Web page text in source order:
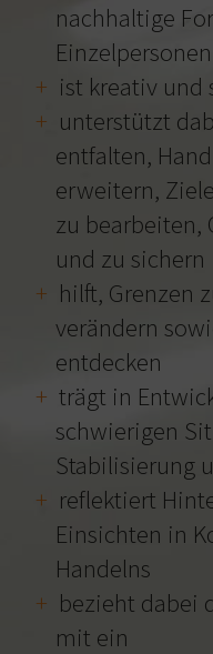
nachhaltige
ist kreativ und
unterstützt
entfalten,
erweitern,
zu bearbeiten,
und zu sichern
hilft, Grenzen
verändern
entdecken
trägt in
schwierigen
Stabilisierung
reflektiert
Einsichten in
Handelns
bezieht dabei
mit ein